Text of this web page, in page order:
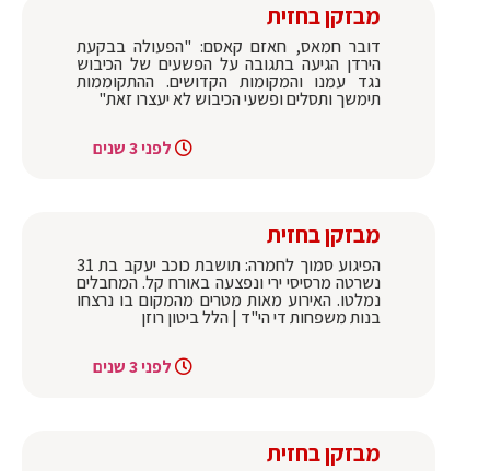
מבזקן בחזית
דובר חמאס, חאזם קאסם: "הפעולה בבקעת
הירדן הגיעה בתגובה על הפשעים של הכיבוש
נגד עמנו והמקומות הקדושים. ההתקוממות
תימשך ותסלים ופשעי הכיבוש לא יעצרו זאת"
לפני 3 שנים
מבזקן בחזית
הפיגוע סמוך לחמרה: תושבת כוכב יעקב בת 31
נשרטה מרסיסי ירי ונפצעה באורח קל. המחבלים
נמלטו. האירוע מאות מטרים מהמקום בו נרצחו
בנות משפחות די הי"ד | הלל ביטון רוזן
לפני 3 שנים
מבזקן בחזית